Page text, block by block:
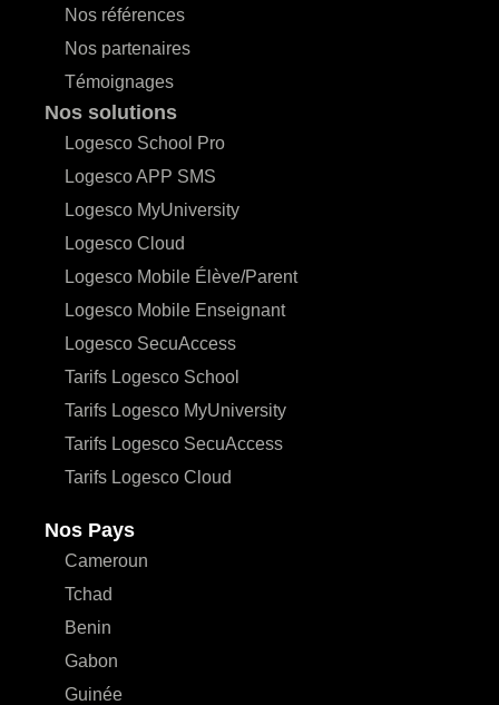
Nos références
Nos partenaires
Témoignages
Nos solutions
Logesco School Pro
Logesco APP SMS
Logesco MyUniversity
Logesco Cloud
Logesco Mobile Élève/Parent
Logesco Mobile Enseignant
Logesco SecuAccess
Tarifs Logesco School
Tarifs Logesco MyUniversity
Tarifs Logesco SecuAccess
Tarifs Logesco Cloud
Nos Pays
Cameroun
Tchad
Benin
Gabon
Guinée